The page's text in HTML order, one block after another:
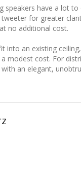
speakers have a lot
for greater
no additional cost.
into an existing
modest cost. For
an elegant,